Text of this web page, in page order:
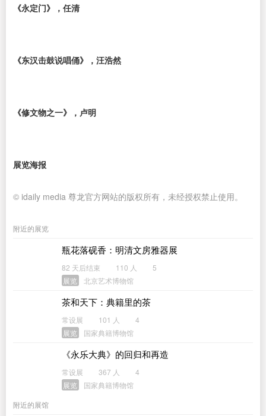
《永定门》，任清
《东汉击鼓说唱俑》，汪浩然
《修文物之一》，卢明
展览海报
© idaily media 尊龙官方网站的版权所有，未经授权禁止使用。
附近的展览
瓶花落砚香：明清文房雅器展
82 天后结束 110 人
5
展览
北京艺术博物馆
茶和天下：典籍里的茶
常设展 101 人
4
展览
国家典籍博物馆
《永乐大典》的回归和再造
常设展 367 人
4
展览
国家典籍博物馆
附近的展馆